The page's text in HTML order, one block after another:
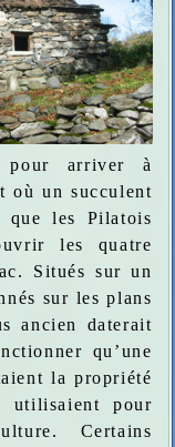
pour arriver à
où un succulent
que les Pilatois
les quatre
Situés sur un
sur les plans
ancien daterait
qu’une
la propriété
utilisaient pour
Certains